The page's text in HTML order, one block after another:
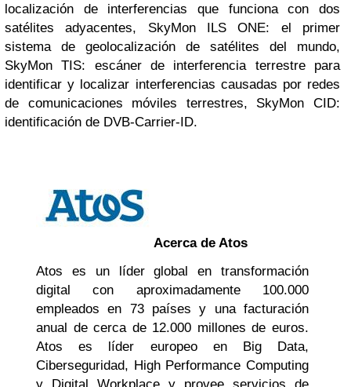
localización de interferencias que funciona con dos
satélites adyacentes, SkyMon ILS ONE: el primer
sistema de geolocalización de satélites del mundo,
SkyMon TIS: escáner de interferencia terrestre para
identificar y localizar interferencias causadas por redes
de comunicaciones móviles terrestres, SkyMon CID:
identificación de DVB-Carrier-ID.
Acerca de Atos
Atos es un líder global en transformación
digital con aproximadamente 100.000
empleados en 73 países y una facturación
anual de cerca de 12.000 millones de euros.
Atos es líder europeo en Big Data,
Ciberseguridad, High Performance Computing